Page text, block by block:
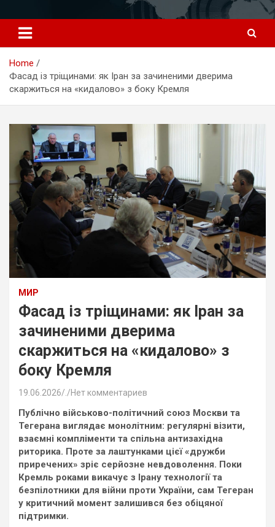
к
содержимому
Home
Фасад із тріщинами: як Іран за зачиненими дверима
скаржиться на «кидалово» з боку Кремля
МИР
Фасад із тріщинами: як Іран за
зачиненими дверима
скаржиться на «кидалово» з
боку Кремля
19.06.2026 Нет комментариев
Публічно військово-політичний союз Москви та
Тегерана виглядає монолітним: регулярні візити,
взаємні компліменти та спільна антизахідна
риторика. Проте за лаштунками цієї «дружби
приречених» зріє серйозне невдоволення. Поки
Кремль роками викачує з Ірану технології та
безпілотники для війни проти України, сам Тегеран
у критичний момент залишився без обіцяної
підтримки.